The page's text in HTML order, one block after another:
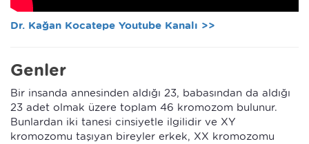
Dr. Kağan Kocatepe Youtube Kanalı >>
Genler
Bir insanda annesinden aldığı 23, babasından da aldığı
23 adet olmak üzere toplam 46 kromozom bulunur.
Bunlardan iki tanesi cinsiyetle ilgilidir ve XY
kromozomu taşıyan bireyler erkek, XX kromozomu